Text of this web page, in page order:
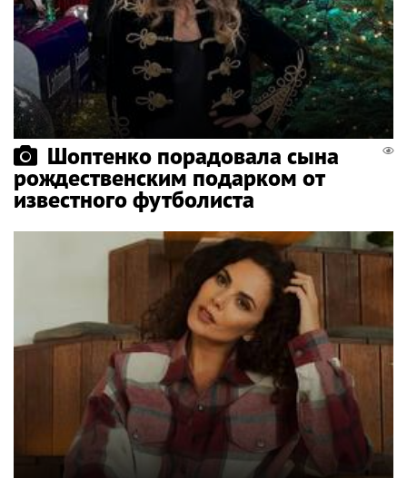
Шоптенко порадовала сына
рождественским подарком от
известного футболиста